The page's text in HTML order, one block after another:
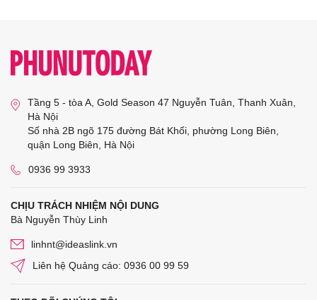
Tầng 5 - tòa A, Gold Season 47 Nguyễn Tuân, Thanh Xuân,
Hà Nội
Số nhà 2B ngõ 175 đường Bát Khối, phường Long Biên,
quận Long Biên, Hà Nội
0936 99 3933
CHỊU TRÁCH NHIỆM NỘI DUNG
Bà Nguyễn Thùy Linh
linhnt@ideaslink.vn
Liên hệ Quảng cáo: 0936 00 99 59